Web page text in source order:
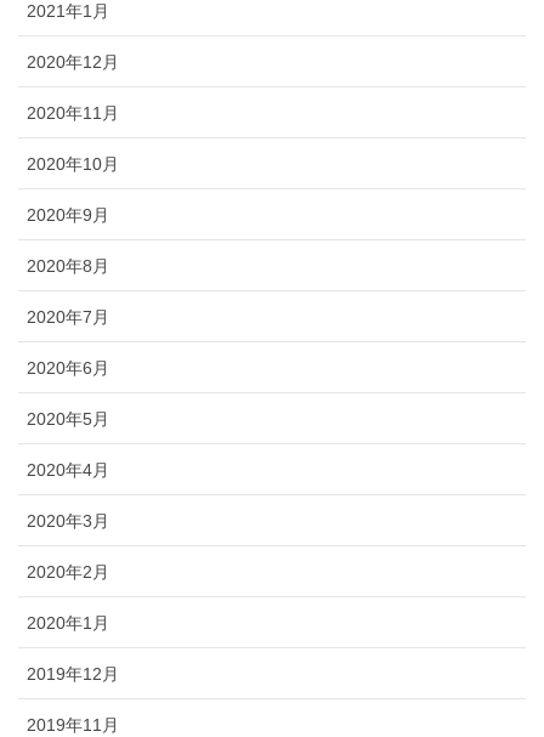
2021年1月
2020年12月
2020年11月
2020年10月
2020年9月
2020年8月
2020年7月
2020年6月
2020年5月
2020年4月
2020年3月
2020年2月
2020年1月
2019年12月
2019年11月